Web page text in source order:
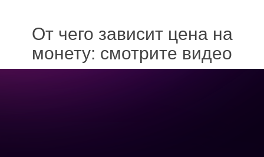
От чего зависит цена на
монету: смотрите видео